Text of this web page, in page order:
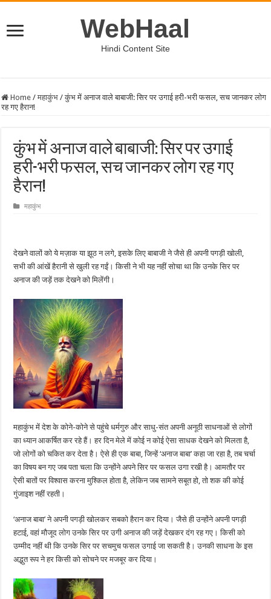
WebHaal
Hindi Content Site
Home / महाकुंभ / कुंभ में अनाज वाले बाबाजी: सिर पर उगाई हरी-भरी फसल, सच जानकर लोग
रह गए हैरान!
कुंभ में अनाज वाले बाबाजी: सिर पर उगाई
हरी-भरी फसल, सच जानकर लोग रह गए
हैरान!
महाकुंभ
देखने वालों को ये मज़ाक या झूठ न लगे, इसके लिए बाबाजी ने जैसे ही अपनी पगड़ी खोली,
सभी की आंखें हैरानी से खुली रह गईं। किसी ने भी यह नहीं सोचा था कि उनके सिर पर
अनाज की जड़ें तक देखने को मिलेंगी।
महाकुंभ में देश के कोने-कोने से पहुंचे धर्मगुरु और साधु-संत अपनी अनूठी साधनाओं से लोगों
का ध्यान आकर्षित कर रहे हैं। हर दिन मेले में कोई न कोई ऐसा साधक देखने को मिलता है,
जो लोगों को चकित कर देता है। ऐसे ही एक बाबा, जिन्हें ‘अनाज बाबा’ कहा जा रहा है, तब चर्चा
का विषय बन गए जब पता चला कि उन्होंने अपने सिर पर फसल उगा रखी है। आमतौर पर
ऐसी बातों पर विश्वास करना मुश्किल होता है, लेकिन जब सामने सबूत हो, तो शक की कोई
गुंजाइश नहीं रहती।
‘अनाज बाबा’ ने अपनी पगड़ी खोलकर सबको हैरान कर दिया। जैसे ही उन्होंने अपनी पगड़ी
हटाई, वहां मौजूद लोग उनके सिर पर उगी अनाज की जड़ें देखकर दंग रह गए। किसी को
उम्मीद नहीं थी कि उनके सिर पर सचमुच फसल उगाई जा सकती है। उनकी साधना के इस
अद्भुत रूप ने हर किसी को सोचने पर मजबूर कर दिया।